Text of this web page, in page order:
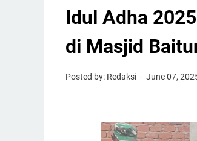
Idul Adha
di Masjid
Posted by: Redaksi June 07,